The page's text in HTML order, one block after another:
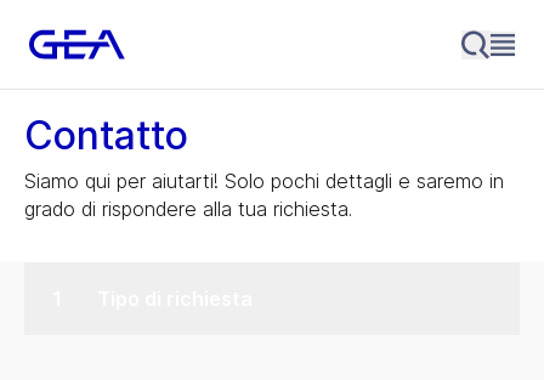
Contatto
Siamo qui per aiutarti! Solo pochi dettagli e saremo in
grado di rispondere alla tua richiesta.